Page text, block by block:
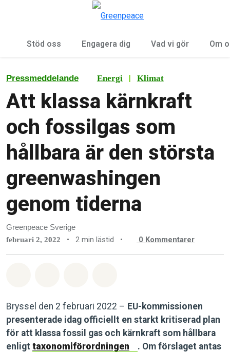
Stöd oss Engagera dig Vad vi gör Om
Pressmeddelande Energi | Klimat
Att klassa kärnkraft
och fossilgas som
hållbara är den största
greenwashingen
genom tiderna
Greenpeace Sverige
februari 2, 2022 • 2 min lästid • 0 Kommentarer
Bryssel den 2 februari 2022 – EU-kommissionen
presenterade idag officiellt en starkt kritiserad plan
för att klassa fossil gas och kärnkraft som hållbara
enligt taxonomiförordningen
. Om förslaget antas